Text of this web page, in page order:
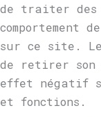
de traiter des
comportement
sur ce site.
de retirer son
effet négatif
et fonctions.